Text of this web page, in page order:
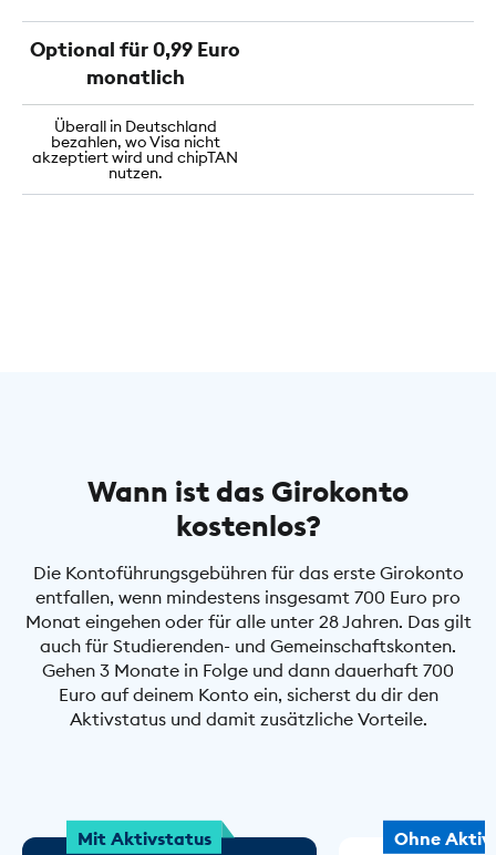
Optional für 0,99 Euro
monatlich
Überall in Deutschland
bezahlen, wo Visa nicht
akzeptiert wird und chipTAN
nutzen.
Wann ist das Girokonto
kostenlos?
Die Kontoführungsgebühren für das erste Girokonto
entfallen, wenn mindestens insgesamt 700 Euro pro
Monat eingehen oder für alle unter 28 Jahren. Das gilt
auch für Studierenden- und Gemeinschaftskonten.
Gehen 3 Monate in Folge und dann dauerhaft 700
Euro auf deinem Konto ein, sicherst du dir den
Aktivstatus und damit zusätzliche Vorteile.
Mit Aktivstatus Ohne